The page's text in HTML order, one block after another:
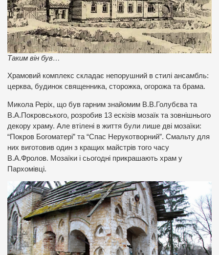
Таким він був…
Храмовий комплекс складає непорушний в стилі ансамбль:
церква, будинок священника, сторожка, огорожа та брама.
Микола Реріх, що був гарним знайомим В.В.Голубєва та
В.А.Покровського, розробив 13 ескізів мозаїк та зовнішнього
декору храму. Але втілені в життя були лише дві мозаїки:
“Покров Богоматері” та “Спас Нерукотворний”. Смальту для
них виготовив один з кращих майстрів того часу
В.А.Фролов. Мозаїки і сьогодні прикрашають храм у
Пархомівці.